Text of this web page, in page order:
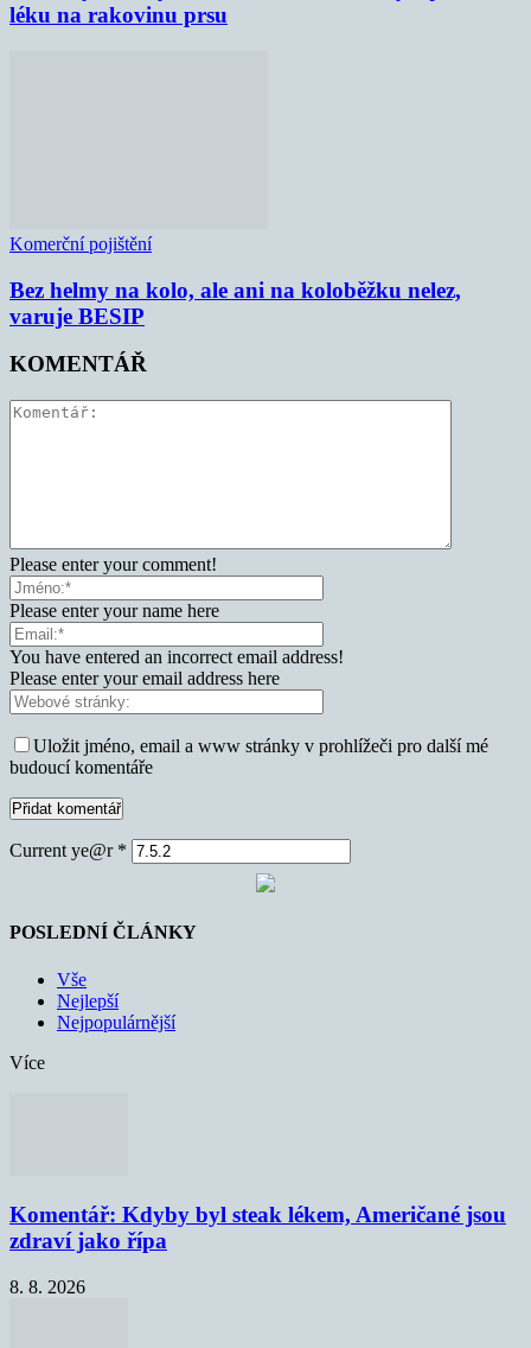
léku na rakovinu prsu
Komerční pojištění
Bez helmy na kolo, ale ani na koloběžku nelez,
varuje BESIP
KOMENTÁŘ
Please enter your comment!
Please enter your name here
You have entered an incorrect email address!
Please enter your email address here
Uložit jméno, email a www stránky v prohlížeči pro další mé
budoucí komentáře
Current ye@r *
POSLEDNÍ ČLÁNKY
Vše
Nejlepší
Nejpopulárnější
Více
Komentář: Kdyby byl steak lékem, Američané jsou
zdraví jako řípa
8. 8. 2026